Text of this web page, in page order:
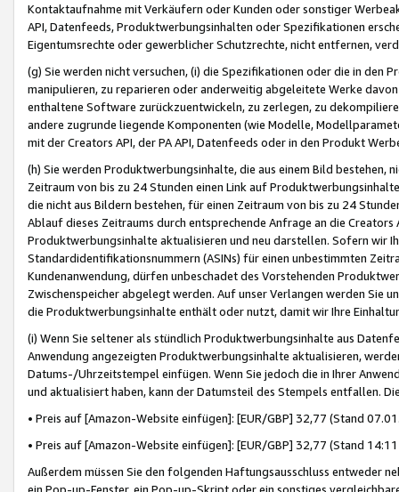
Kontaktaufnahme mit Verkäufern oder Kunden oder sonstiger
API, Datenfeeds, Produktwerbungsinhalten oder Spezifikationen
Eigentumsrechte oder gewerblicher Schutzrechte, nicht entfernen,
(g) Sie werden nicht versuchen, (i) die Spezifikationen oder die in
manipulieren, zu reparieren oder anderweitig abgeleitete Werke
enthaltene Software zurückzuentwickeln, zu zerlegen, zu
andere zugrunde liegende Komponenten (wie Modelle,
mit der Creators API, der PA API, Datenfeeds oder in den Produkt
(h) Sie werden Produktwerbungsinhalte, die aus einem Bild bestehen,
Zeitraum von bis zu 24 Stunden einen Link auf
die nicht aus Bildern bestehen, für einen Zeitraum von bis zu 24
Ablauf dieses Zeitraums durch entsprechende Anfrage an die
Produktwerbungsinhalte aktualisieren und neu darstellen. Sofern wir
Standardidentifikationsnummern (ASINs) für einen unbestimmten
Kundenanwendung, dürfen unbeschadet des Vorstehenden
Zwischenspeicher abgelegt werden. Auf unser Verlangen werden Sie
die Produktwerbungsinhalte enthält oder nutzt, damit wir Ihre
(i) Wenn Sie seltener als stündlich Produktwerbungsinhalte aus
Anwendung angezeigten Produktwerbungsinhalte aktualisieren,
Datums-/Uhrzeitstempel einfügen. Wenn Sie jedoch die in Ihrer
und aktualisiert haben, kann der Datumsteil des Stempels entfallen.
• Preis auf [Amazon-Website einfügen]: [EUR/GBP] 32,77 (Stand
• Preis auf [Amazon-Website einfügen]: [EUR/GBP] 32,77 (Stand
Außerdem müssen Sie den folgenden Haftungsausschluss entweder
ein Pop-up-Fenster, ein Pop-up-Skript oder ein sonstiges